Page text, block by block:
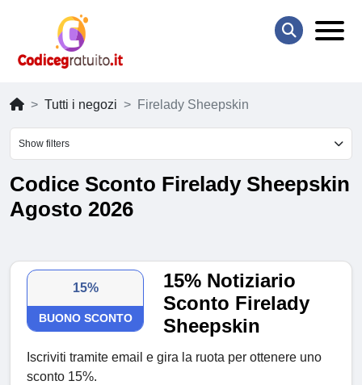
Tutti i negozi Firelady Sheepskin
Show filters
Codice Sconto Firelady Sheepskin
Agosto 2026
15%
BUONO SCONTO
15% Notiziario
Sconto Firelady
Sheepskin
Iscriviti tramite email e gira la ruota per ottenere uno
sconto 15%.